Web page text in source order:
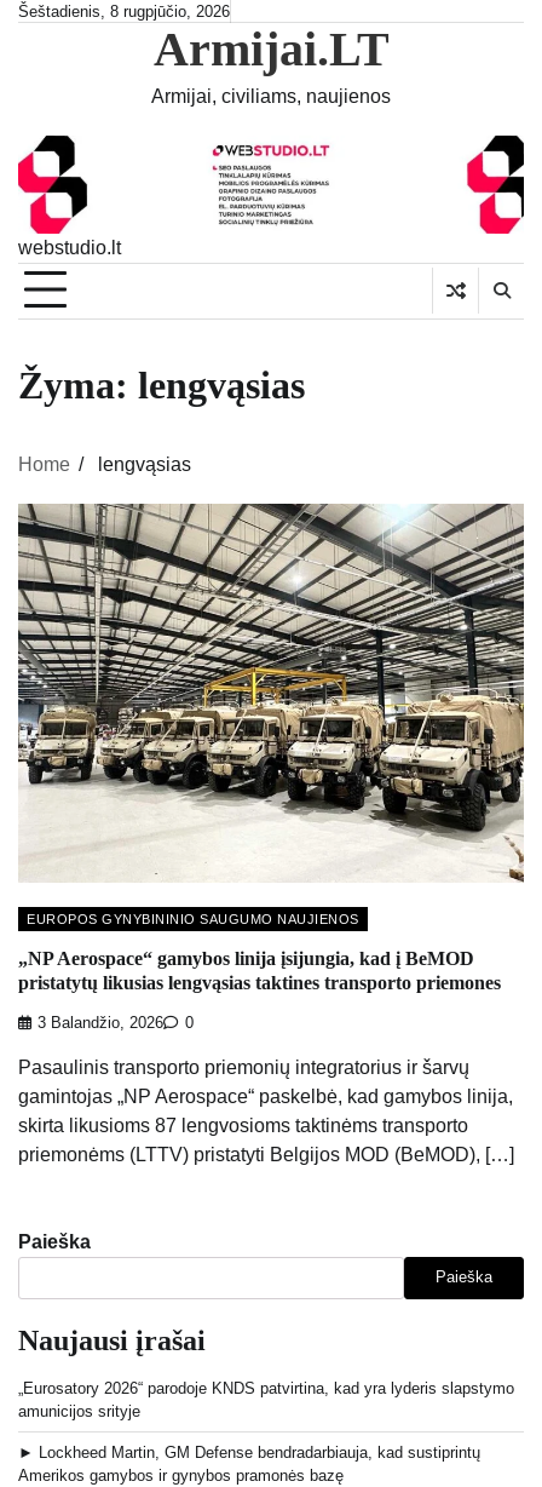
SkipŠeštadienis, 8 rugpjūčio, 2026
Armijai.LT
Armijai, civiliams, naujienos
webstudio.lt
Žyma: lengvąsias
Home lengvąsias
EUROPOS GYNYBININIO SAUGUMO NAUJIENOS
„NP Aerospace“ gamybos linija įsijungia, kad į BeMOD
pristatytų likusias lengvąsias taktines transporto priemones
3 Balandžio, 2026 0
Pasaulinis transporto priemonių integratorius ir šarvų
gamintojas „NP Aerospace“ paskelbė, kad gamybos linija,
skirta likusioms 87 lengvosioms taktinėms transporto
priemonėms (LTTV) pristatyti Belgijos MOD (BeMOD), […]
Paieška
Paieška
Naujausi įrašai
„Eurosatory 2026“ parodoje KNDS patvirtina, kad yra lyderis slapstymo
amunicijos srityje
► Lockheed Martin, GM Defense bendradarbiauja, kad sustiprintų
Amerikos gamybos ir gynybos pramonės bazę